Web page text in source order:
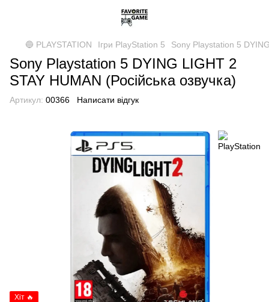
🔵 PLAYSTATION Ігри PlayStation 5 Sony Playstation 5
Sony Playstation 5 DYING LIGHT 2
STAY HUMAN (Російська озвучка)
Артикул: 00366 Написати відгук
Хіт 🔥